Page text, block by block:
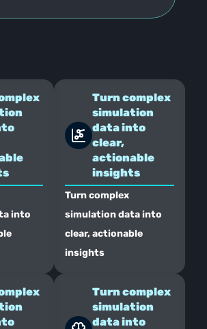
into
Turn complex
simulation
data into
clear,
actionable
insights
Turn complex
simulation data into
clear, actionable
insights
Turn complex
simulation
data into